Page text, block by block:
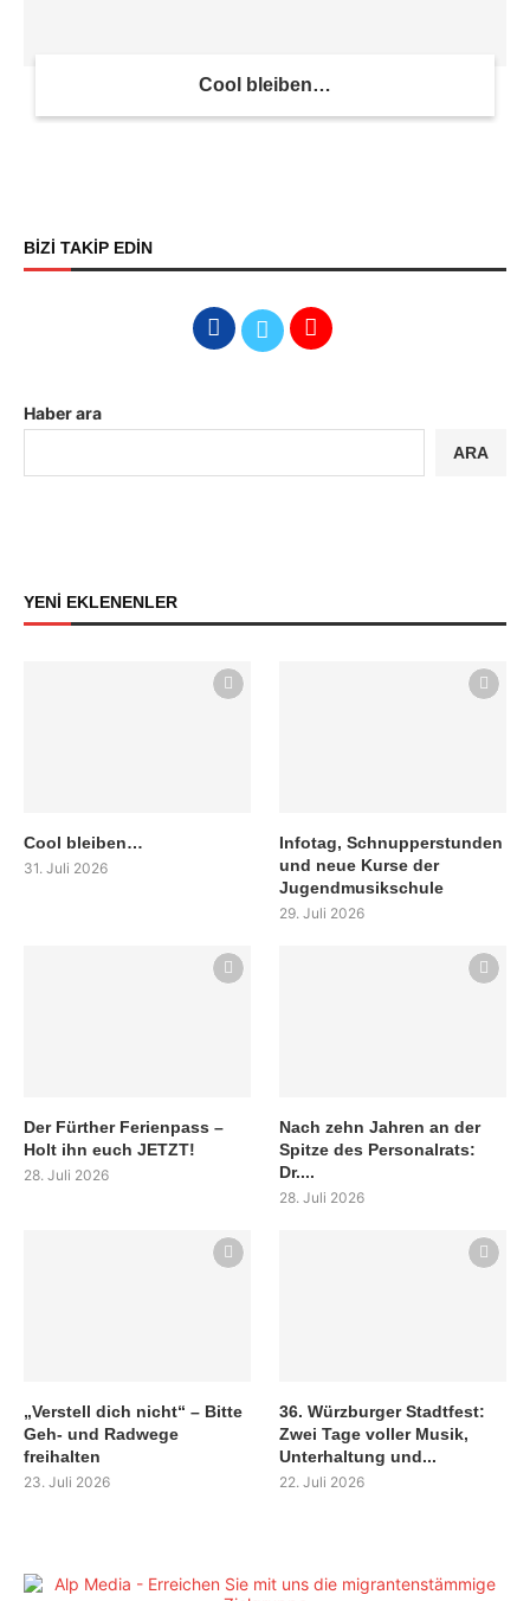
Cool bleiben…
BİZİ TAKİP EDİN
Haber ara
ARA
YENİ EKLENENLER
Cool bleiben…
31. Juli 2026
Infotag, Schnupperstunden
und neue Kurse der
Jugendmusikschule
29. Juli 2026
Der Fürther Ferienpass –
Holt ihn euch JETZT!
28. Juli 2026
Nach zehn Jahren an der
Spitze des Personalrats:
Dr....
28. Juli 2026
„Verstell dich nicht“ – Bitte
Geh- und Radwege
freihalten
23. Juli 2026
36. Würzburger Stadtfest:
Zwei Tage voller Musik,
Unterhaltung und...
22. Juli 2026